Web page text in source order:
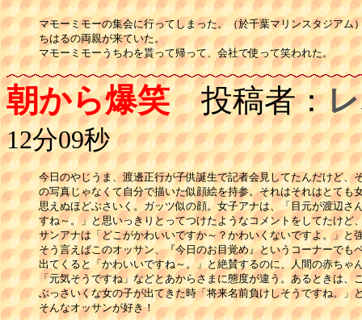
マモーミモーの集会に行ってしまった。（於千葉マリンスタジアム
ちはるの両親が来ていた。
朝から爆笑投稿者：
12分09秒
今日のやじうま、渡邊正行が子供誕生で記者会見してたんだけど、
の写真じゃなくて自分で描いた似顔絵を持参。それはそれはとても
思えぬほどぶさいく。ガッツ似の顔。女子アナは、「目元が渡辺さ
すね～。」と思いっきりとってつけたようなコメントをしてたけど
サンアナは「どこがかわいいですか～？かわいくないですよ。」と
そう言えばこのオッサン、『今日のお目覚め』というコーナーでも
出てくると「かわいいですね～。」と絶賛するのに、人間の赤ちゃ
「元気そうですね」などとあからさまに態度が違う。あるときは、
ぶっさいくな女の子が出てきた時「将来名前負けしそうですね。」